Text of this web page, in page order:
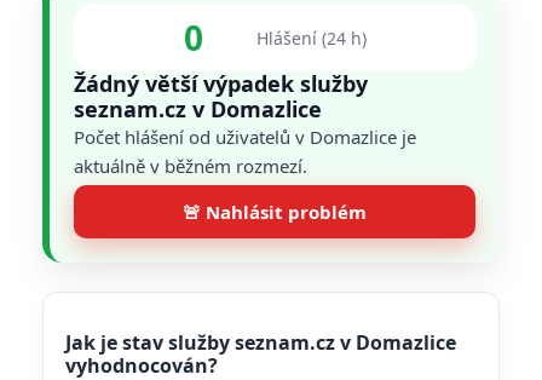
0 Hlášení (24 h)
Žádný větší výpadek služby
seznam.cz v Domazlice
Počet hlášení od uživatelů v Domazlice je
aktuálně v běžném rozmezí.
🚨 Nahlásit problém
Jak je stav služby seznam.cz v Domazlice
vyhodnocován?